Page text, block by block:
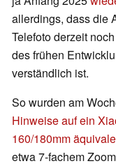
allerdings, dass die
Telefoto derzeit
des frühen
verständlich ist.
So wurden am
Hinweise auf ein
160/180mm
etwa 7-fachem